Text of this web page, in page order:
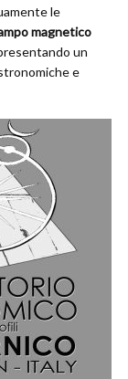
le
magnetico
un
e